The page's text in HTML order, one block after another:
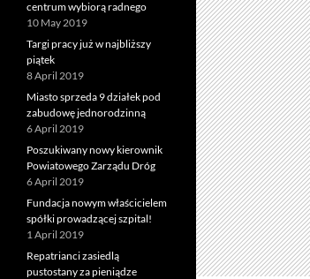
centrum wybiorą radnego
10 May 2019
Targi pracy już w najbliższy
piątek
8 April 2019
Miasto sprzeda 9 działek pod
zabudowę jednorodzinną
6 April 2019
Poszukiwany nowy kierownik
Powiatowego Zarządu Dróg
6 April 2019
Fundacja nowym właścicielem
spółki prowadzącej szpital!
1 April 2019
Repatrianci zasiedlą
pustostany za pieniądze